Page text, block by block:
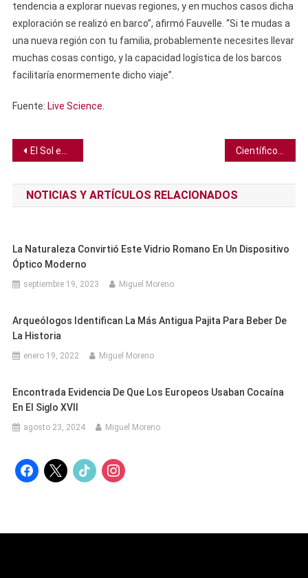
tendencia a explorar nuevas regiones, y en muchos casos dicha
exploración se realizó en barco”, afirmó Fauvelle. “Si te mudas a
una nueva región con tu familia, probablemente necesites llevar
muchas cosas contigo, y la capacidad logística de los barcos
facilitaría enormemente dicho viaje”.
Fuente: Live Science.
Navegación
de
entradas
El Sol emite cuatro potentes llamaradas mientras se pronostica más actividad solar emocionante Científicos crean “piedra Rosetta” para decodificar las neuronas del dolor crónico
NOTICIAS Y ARTÍCULOS RELACIONADOS
La Naturaleza Convirtió Este Vidrio Romano En Un Dispositivo
Óptico Moderno
septiembre 19, 2023 Miguel Moreno
Arqueólogos Identifican La Más Antigua Pajita Para Beber De
La Historia
enero 19, 2022 Miguel Moreno
Encontrada Evidencia De Que Los Europeos Usaban Cocaína
En El Siglo XVII
agosto 23, 2024 Miguel Moreno
facebook
x tiktok instagram